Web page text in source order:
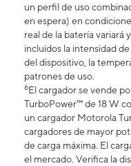
un perfil de uso
en espera) en
real de la batería variará
incluidos la intensidad
del dispositivo, la
patrones de uso.
6El cargador se vende
TurboPower™ de 18 W
un cargador Motorola
cargadores de mayor
de carga máxima. El
el mercado. Verifica la